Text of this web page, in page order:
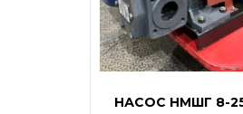
НАСОС НМШГ 8-